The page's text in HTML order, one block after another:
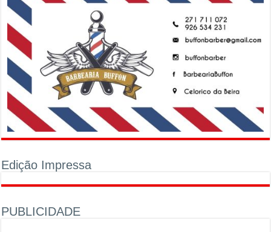
Edição Impressa
PUBLICIDADE